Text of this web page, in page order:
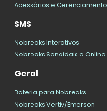
Acessórios e Gerenciamento
SMS
Nobreaks Interativos
Nobreaks Senoidais e Online
Geral
Bateria para Nobreaks
Nobreaks Vertiv/Emerson